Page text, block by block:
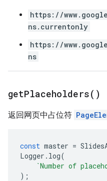
https://
ns.currentonly
https://
ns
getPlaceholders( )
返回网页中占位符
const master =
Logger . log(
`Number of
);